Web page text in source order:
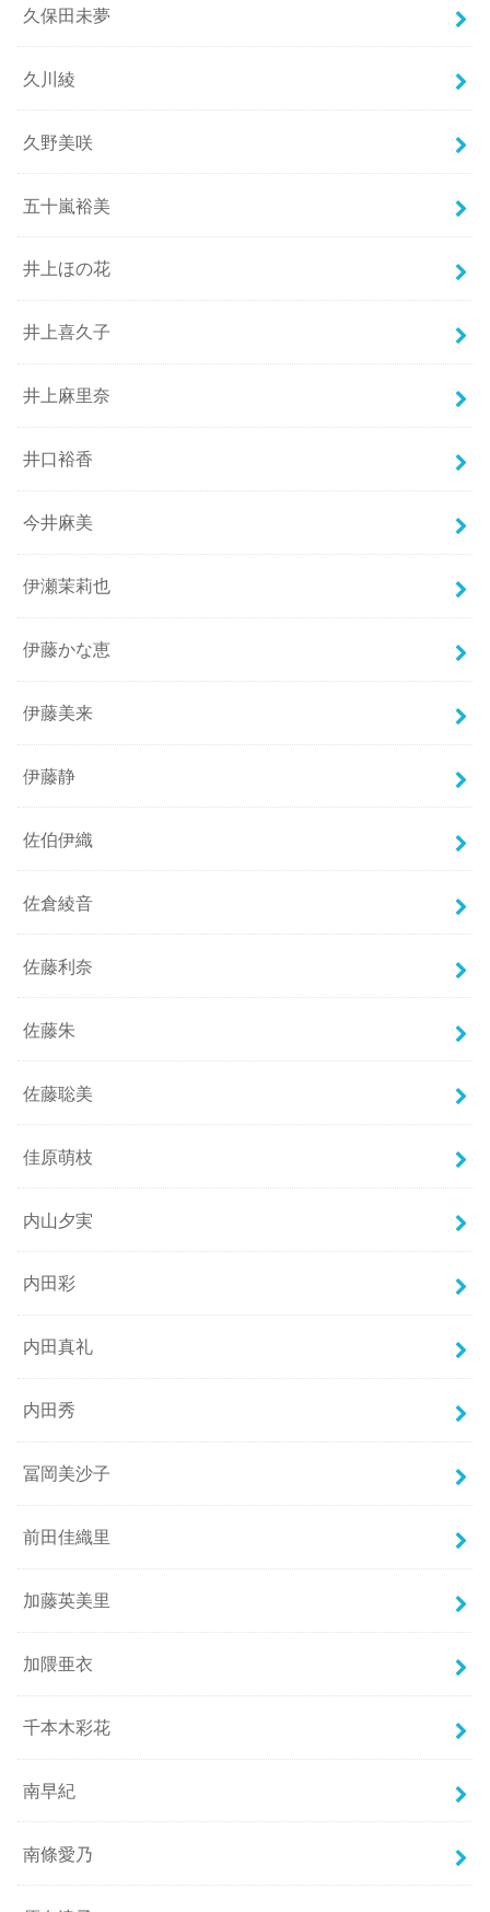
久保田未夢
久川綾
久野美咲
五十嵐裕美
井上ほの花
井上喜久子
井上麻里奈
井口裕香
今井麻美
伊瀬茉莉也
伊藤かな恵
伊藤美来
伊藤静
佐伯伊織
佐倉綾音
佐藤利奈
佐藤朱
佐藤聡美
佳原萌枝
内山夕実
内田彩
内田真礼
内田秀
冨岡美沙子
前田佳織里
加藤英美里
加隈亜衣
千本木彩花
南早紀
南條愛乃